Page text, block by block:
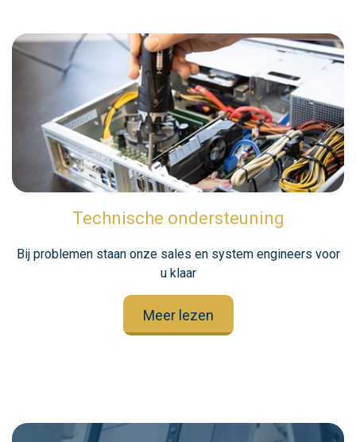
Technische ondersteuning
Bij problemen staan onze sales en system engineers voor
u klaar
Meer lezen